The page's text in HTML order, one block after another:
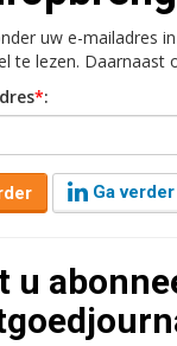
Kantoren
miljoen
uw e-mailadres
te lezen. Daarnaast
*:
Ga
u